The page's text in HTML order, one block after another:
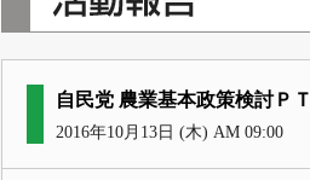
自民党 農業基本政策検討ＰＴ
2016年10月13日 (木) AM 09:00